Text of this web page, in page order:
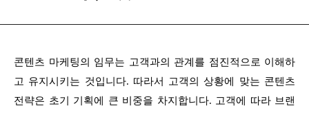
콘텐츠 마케팅의 임무는 고객과의 관계를 점진적으로 이해하
고 유지시키는 것입니다. 따라서 고객의 상황에 맞는 콘텐츠
전략은 초기 기획에 큰 비중을 차지합니다. 고객에 따라 브랜